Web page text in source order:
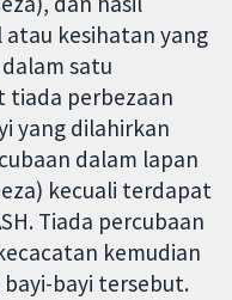
kesihatan yang
satu
tiada perbezaan
yang dilahirkan
dalam lapan
kecuali terdapat
Tiada percubaan
kemudian
bayi-bayi tersebut.